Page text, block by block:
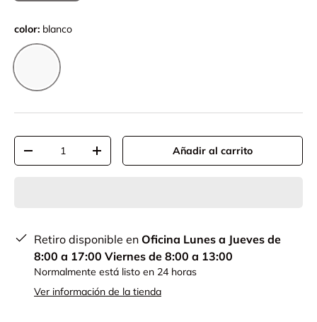
color: blanco
blanco
Cant.
-
+ Añadir al carrito
Retiro disponible en Oficina Lunes a Jueves de
8:00 a 17:00 Viernes de 8:00 a 13:00
Normalmente está listo en 24 horas
Ver información de la tienda